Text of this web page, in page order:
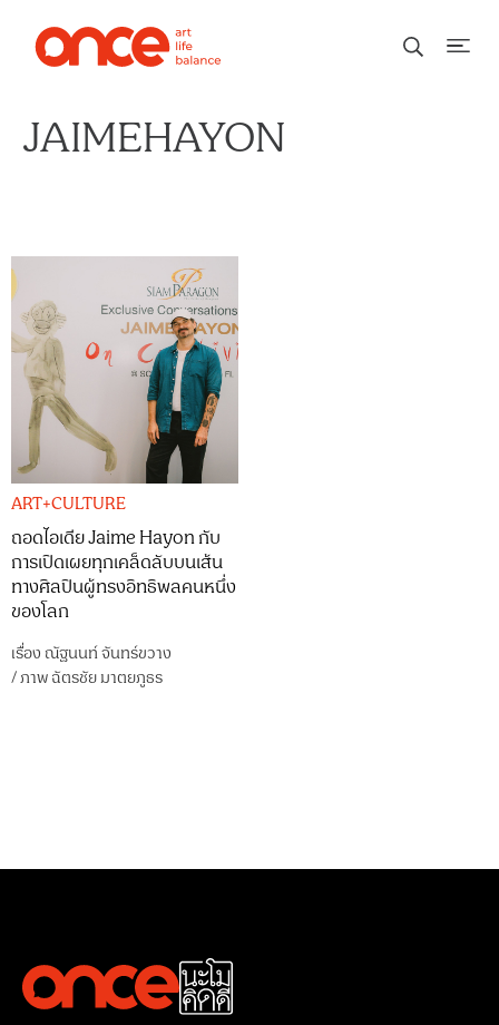
JAIMEHAYON
ART+CULTURE
ถอดไอเดีย Jaime Hayon กับ
การเปิดเผยทุกเคล็ดลับบนเส้น
ทางศิลปินผู้ทรงอิทธิพลคนหนึ่ง
ของโลก
เรื่องณัฐนนท์ จันทร์ขวาง
/ภาพฉัตรชัย มาตยภูธร